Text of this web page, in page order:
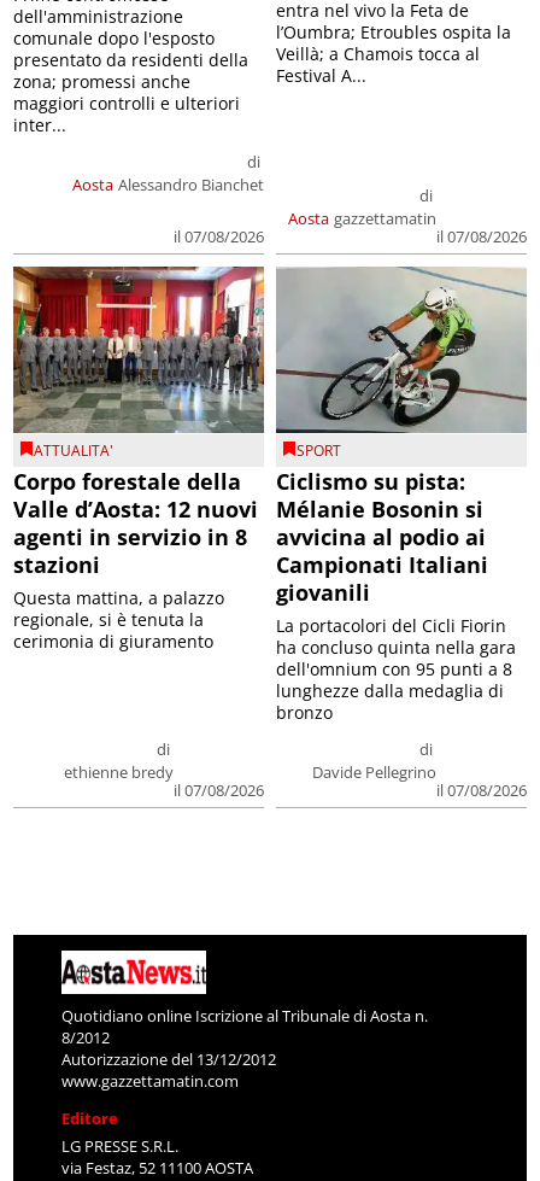
Aosta
di
Alessandro Bianchet
il 07/08/2026
dell'amministrazione
comunale dopo l'esposto
presentato da residenti della
zona; promessi anche
maggiori controlli e ulteriori
inter...
Aosta
di
gazzettamatin
il 07/08/2026
entra nel vivo la Feta de
l’Oumbra; Etroubles ospita la
Veillà; a Chamois tocca al
Festival A...
ATTUALITA'
Corpo forestale della
Valle d’Aosta: 12 nuovi
agenti in servizio in 8
stazioni
di
ethienne bredy
il 07/08/2026
Questa mattina, a palazzo
regionale, si è tenuta la
cerimonia di giuramento
SPORT
Ciclismo su pista:
Mélanie Bosonin si
avvicina al podio ai
Campionati Italiani
giovanili
di
Davide Pellegrino
il 07/08/2026
La portacolori del Cicli Fiorin
ha concluso quinta nella gara
dell'omnium con 95 punti a 8
lunghezze dalla medaglia di
bronzo
Quotidiano online Iscrizione al Tribunale di Aosta n.
8/2012
Autorizzazione del 13/12/2012
www.gazzettamatin.com
Editore
LG PRESSE S.R.L.
via Festaz, 52 11100 AOSTA